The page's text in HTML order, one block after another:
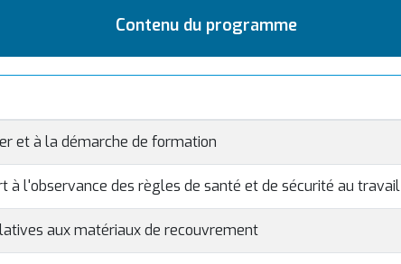
Contenu du programme
et à la démarche de formation
à l'observance des règles de santé et de sécurité au travail
aux matériaux de recouvrement